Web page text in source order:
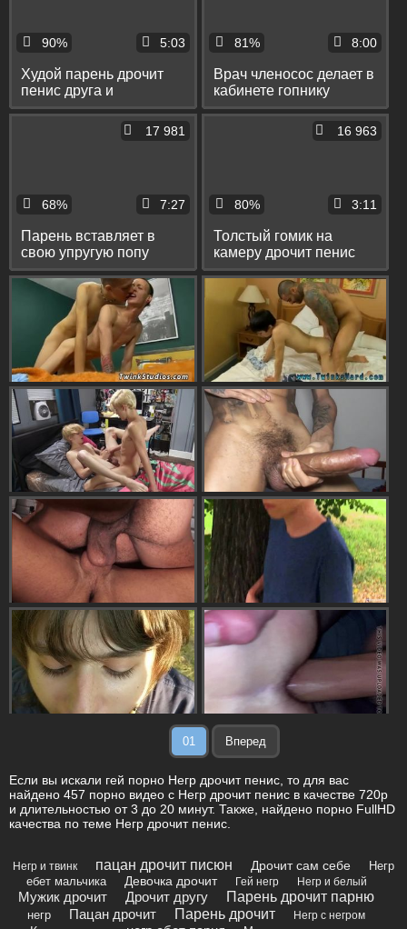
90% 5:03
Худой парень дрочит
пенис друга и
принимает на живот и
грудь его сперму
81% 8:00
Врач членосос делает в
кабинете гопнику
королевский минет и
дрочит большой пенис
68%
17 981
7:27
Парень вставляет в
свою упругую попу
палец и дрочит кривой
пенис
80%
16 963
3:11
Толстый гомик на
камеру дрочит пенис
вибратором и спускает
на него сперму
01 Вперед
Если вы искали гей порно Негр дрочит пенис, то для вас
найдено 457 порно видео с Негр дрочит пенис в качестве 720p
и длительностью от 3 до 20 минут. Также, найдено порно FullHD
качества по теме Негр дрочит пенис.
Негр и твинк пацан дрочит писюн Дрочит сам себе
Негр
ебет мальчика
Девочка дрочит Гей негр Негр и белый
Мужик дрочит Дрочит другу Парень дрочит парню
негр Пацан дрочит Парень дрочит Негр с негром